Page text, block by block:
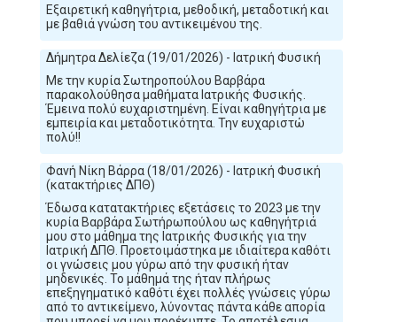
Εξαιρετική καθηγήτρια, μεθοδική, μεταδοτική και
με βαθιά γνώση του αντικειμένου της.
Δήμητρα Δελίεζα (19/01/2026) - Ιατρική Φυσική
Με την κυρία Σωτηροπούλου Βαρβάρα
παρακολούθησα μαθήματα Ιατρικής Φυσικής.
Έμεινα πολύ ευχαριστημένη. Είναι καθηγήτρια με
εμπειρία και μεταδοτικότητα. Την ευχαριστώ
πολύ!!
Φανή Νίκη Βάρρα (18/01/2026) - Ιατρική Φυσική
(κατακτήριες ΔΠΘ)
Έδωσα κατατακτήριες εξετάσεις το 2023 με την
κυρία Βαρβάρα Σωτήρωπούλου ως καθηγήτριά
μου στο μάθημα της Ιατρικής Φυσικής για την
Ιατρική ΔΠΘ. Προετοιμάστηκα με ιδιαίτερα καθότι
οι γνώσεις μου γύρω από την φυσική ήταν
μηδενικές. Το μάθημά της ήταν πλήρως
επεξηγηματικό καθότι έχει πολλές γνώσεις γύρω
από το αντικείμενο, λύνοντας πάντα κάθε απορία